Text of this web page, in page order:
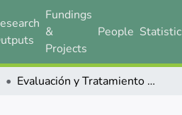
Fundings
&
Projects
People
Evaluación y Tratamiento de Contaminantes (bióticos y abióticos) y de Adulteraciones en Alimentos y matrices relacionadas con énfasis en Ecuador.